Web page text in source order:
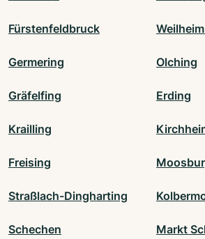
Fürstenfeldbruck
Germering Olching
Gräfelfing Erding
Krailling
Freising
Straßlach-Dingharting
Schechen Markt